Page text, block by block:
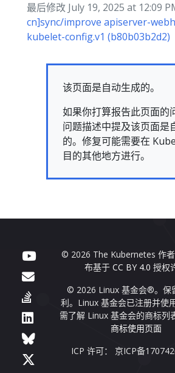
最后修改 July 19, 2025 at 12:09
cn]sync/improve apiserver-
kubelet-config.v1 (b80b03b2d2)
该页面是自动生成的。
如果你打算报告此页面的
问题描述中提及该页面是
的。修复可能需要在
目的其他地方进行。
© 2026 The Kubernetes 作
布基于CC BY 4.0 授权
© 2026 Linux 基金会®。保
利。Linux 基金会已注册并使
需了解 Linux 基金会的商标列
商标使用页面
ICP 许可： 京ICP备